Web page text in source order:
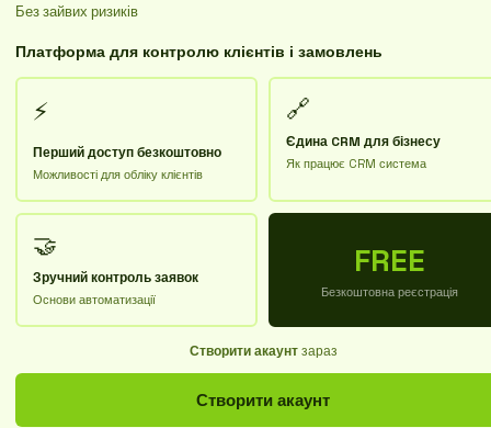
Без зайвих ризиків
Платформа для контролю клієнтів і замовлень
⚡
Перший доступ безкоштовно
Можливості для обліку клієнтів
🔗
Єдина CRM для бізнесу
Як працює CRM система
🤝
Зручний контроль заявок
Основи автоматизації
FREE
Безкоштовна реєстрація
Створити акаунтзараз
Створити акаунт